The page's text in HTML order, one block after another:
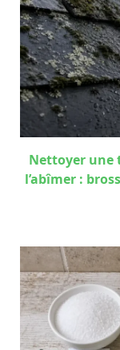
Nettoyer une
l’abîmer :